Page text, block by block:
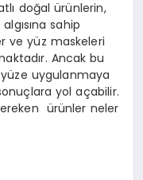
doğal ürünlerin,
sahip
ve yüz maskeleri
Ancak bu
uygulanmaya
yol açabilir.
ürünler neler